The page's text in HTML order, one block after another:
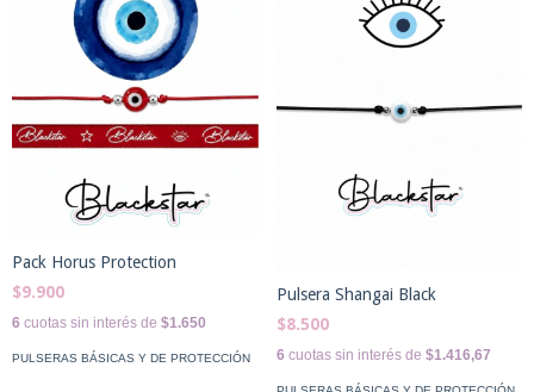
Pack Horus Protection
$9.900
6 cuotas sin interés de $1.650
PULSERAS BÁSICAS Y DE PROTECCIÓN
Pulsera Shangai Black
$8.500
6 cuotas sin interés de $1.416,67